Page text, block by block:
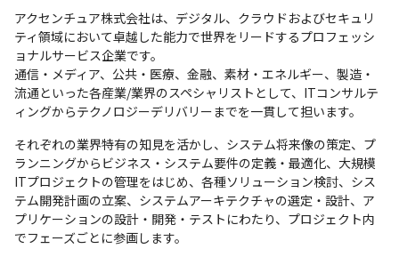
＜キャリアカウンセリング制度＞
アクセンチュアでは社員1人1人に、ピープルリード（People
Lead）と呼ばれる
業務上の上司とは異なる上司がつき、キャリア構築の相談やフィ
ードバックを受けることができます。
通常業務のプロジェクトを見ている上司とは無関係な社員が担当
するため、ざっくばらんに相談することができます。社員は自分
でピープルリードを選ぶことも可能で、上司に話しづらいような
業務上の悩みや中長期的なキャリアについても相談することがで
きます。
「自分がどうなりたいか」「そのために何が必要か」など理想の
キャリアを実現するための支援体制も整っています。
アクセンチュア株式会社は、デジタル、クラウドおよびセキュリ
ティ領域において卓越した能力で世界をリードするプロフェッシ
ョナルサービス企業です。
通信・メディア、公共・医療、金融、素材・エネルギー、製造・
流通といった各産業/業界のスペシャリストとして、ITコンサルテ
ィングからテクノロジーデリバリーまでを一貫して担います。
それぞれの業界特有の知見を活かし、システム将来像の策定、プ
ランニングからビジネス・システム要件の定義・最適化、大規模
ITプロジェクトの管理をはじめ、各種ソリューション検討、シス
テム開発計画の立案、システムアーキテクチャの選定・設計、ア
プリケーションの設計・開発・テストにわたり、プロジェクト内
でフェーズごとに参画します。